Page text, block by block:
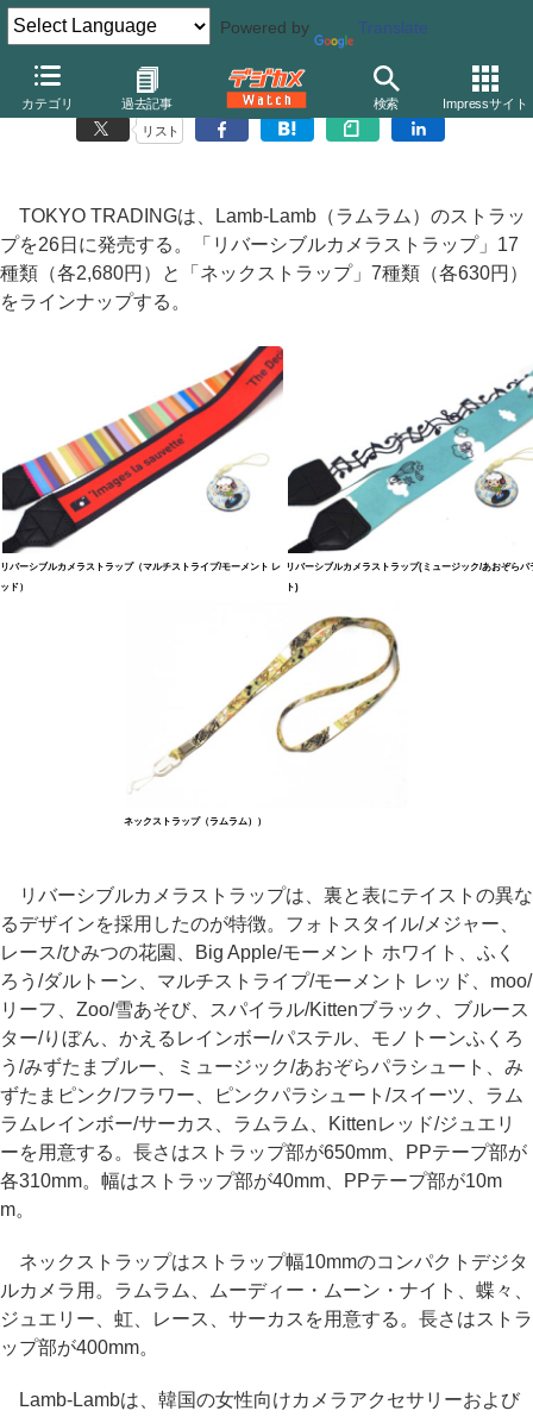
Powered by Translate
カテゴリ 過去記事 検索 Impressサイト
Lamb-Lamb、リバーシブルタイプのストラップ
リスト
TOKYO TRADINGは、Lamb-Lamb（ラムラム）のストラッ
プを26日に発売する。「リバーシブルカメラストラップ」17
種類（各2,680円）と「ネックストラップ」7種類（各630円）
をラインナップする。
リバーシブルカメラストラップ（マルチストライプ/モーメント レ
ッド）
リバーシブルカメラストラップ(ミュージック/あおぞらパ
ト)
ネックストラップ（ラムラム））
リバーシブルカメラストラップは、裏と表にテイストの異な
るデザインを採用したのが特徴。フォトスタイル/メジャー、
レース/ひみつの花園、Big Apple/モーメント ホワイト、ふく
ろう/ダルトーン、マルチストライプ/モーメント レッド、moo/
リーフ、Zoo/雪あそび、スパイラル/Kittenブラック、ブルース
ター/りぼん、かえるレインボー/パステル、モノトーンふくろ
う/みずたまブルー、ミュージック/あおぞらパラシュート、み
ずたまピンク/フラワー、ピンクパラシュート/スイーツ、ラム
ラムレインボー/サーカス、ラムラム、Kittenレッド/ジュエリ
ーを用意する。長さはストラップ部が650mm、PPテープ部が
各310mm。幅はストラップ部が40mm、PPテープ部が10m
m。
ネックストラップはストラップ幅10mmのコンパクトデジタ
ルカメラ用。ラムラム、ムーディー・ムーン・ナイト、蝶々、
ジュエリー、虹、レース、サーカスを用意する。長さはストラ
ップ部が400mm。
Lamb-Lambは、韓国の女性向けカメラアクセサリーおよび